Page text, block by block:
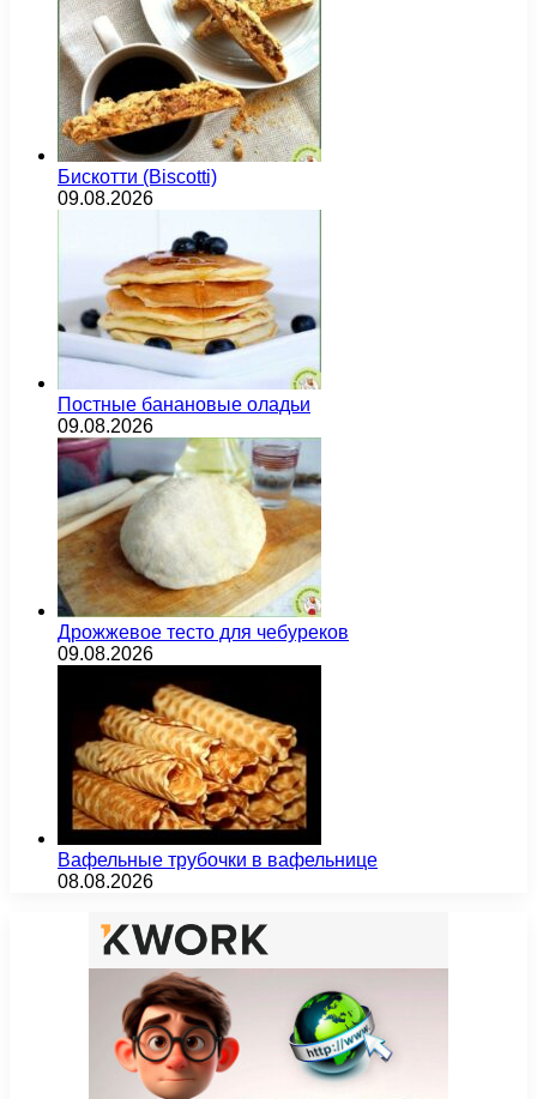
Бискотти (Biscotti)
09.08.2026
Постные банановые оладьи
09.08.2026
Дрожжевое тесто для чебуреков
09.08.2026
Вафельные трубочки в вафельнице
08.08.2026